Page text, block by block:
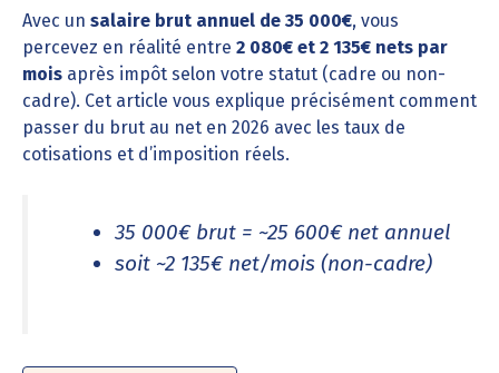
Avec un salaire brut annuel de 35 000€, vous
percevez en réalité entre 2 080€ et 2 135€ nets par
mois après impôt selon votre statut (cadre ou non-
cadre). Cet article vous explique précisément comment
passer du brut au net en 2026 avec les taux de
cotisations et d’imposition réels.
35 000€ brut = ~25 600€ net annuel
soit ~2 135€ net/mois (non-cadre)